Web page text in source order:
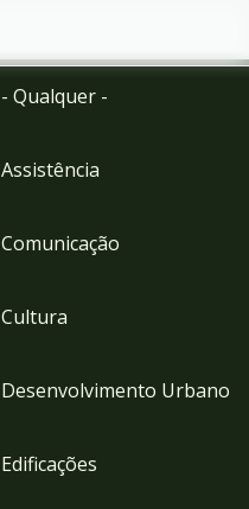
- Qualquer -
Assistência
Comunicação
Cultura
Desenvolvimento Urbano
Edificações